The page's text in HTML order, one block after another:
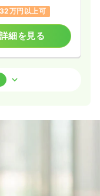
万円以上可
詳細を見る